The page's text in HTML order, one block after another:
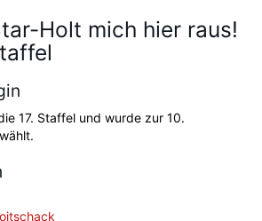
Holt mich hier raus!
17. Staffel und wurde zur 10.